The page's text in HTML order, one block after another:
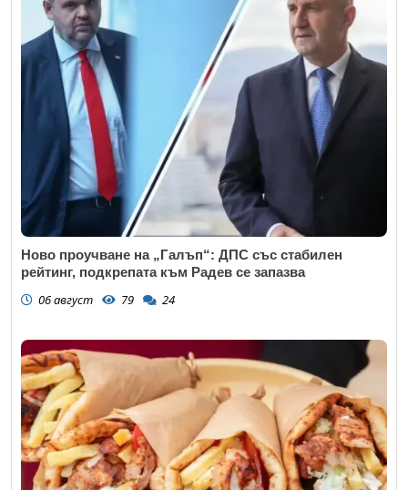
Ново проучване на „Галъп“: ДПС със стабилен
рейтинг, подкрепата към Радев се запазва
06 август 79 24